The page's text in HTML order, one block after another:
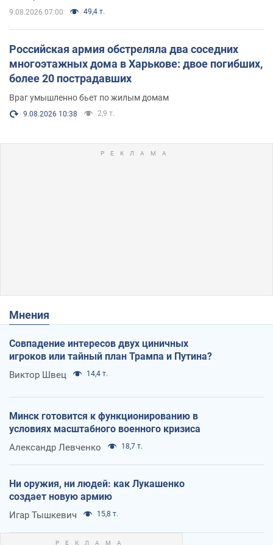
9.08.2026 07:00 49,4 т.
Российская армия обстреляла два соседних
многоэтажных дома в Харькове: двое погибших,
более 20 пострадавших
Враг умышленно бьет по жилым домам
9.08.2026 10:38 2,9 т.
Мнения
Совпадение интересов двух циничных
игроков или тайный план Трампа и Путина?
Виктор Швец 14,4 т.
Минск готовится к функционированию в
условиях масштабного военного кризиса
Александр Левченко 18,7 т.
Ни оружия, ни людей: как Лукашенко
создает новую армию
Игар Тышкевич 15,8 т.